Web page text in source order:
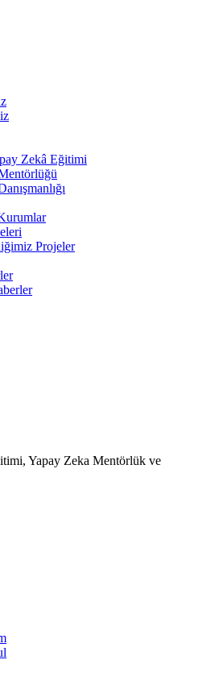
Zekâ Eğitimi
Kurumlar
Projeler
Yapay Zeka Mentörlük ve